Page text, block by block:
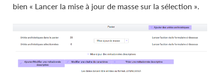
bien « Lancer la mise à jour de masse sur la sélection ».